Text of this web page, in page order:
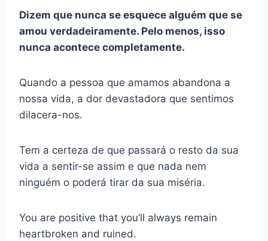
Dizem que nunca se esquece alguém que se
amou verdadeiramente. Pelo menos, isso
nunca acontece completamente.
Quando a pessoa que amamos abandona a
nossa vida, a dor devastadora que sentimos
dilacera-nos.
Tem a certeza de que passará o resto da sua
vida a sentir-se assim e que nada nem
ninguém o poderá tirar da sua miséria.
You are positive that you’ll always remain
heartbroken and ruined.